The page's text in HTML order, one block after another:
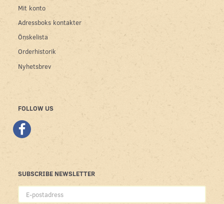
Mit konto
Adressboks kontakter
Önskelista
Orderhistorik
Nyhetsbrev
FOLLOW US
SUBSCRIBE NEWSLETTER
E-
postadress